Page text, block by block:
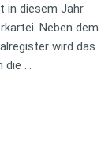
in diesem Jahr
Neben dem
wird das
die …